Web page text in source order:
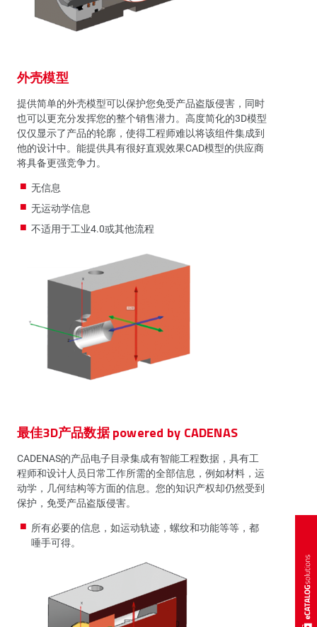
外壳模型
提供简单的外壳模型可以保护您免受产品盗版侵害，同时
也可以更充分发挥您的整个销售潜力。高度简化的3D模型
仅仅显示了产品的轮廓，使得工程师难以将该组件集成到
他的设计中。能提供具有很好直观效果CAD模型的供应商
将具备更强竞争力。
无信息
无运动学信息
不适用于工业4.0或其他流程
最佳3D产品数据 powered by CADENAS
CADENAS的产品电子目录集成有智能工程数据，具有工
程师和设计人员日常工作所需的全部信息，例如材料，运
动学，几何结构等方面的信息。您的知识产权却仍然受到
保护，免受产品盗版侵害。
所有必要的信息，如运动轨迹，螺纹和功能等等，都
唾手可得。